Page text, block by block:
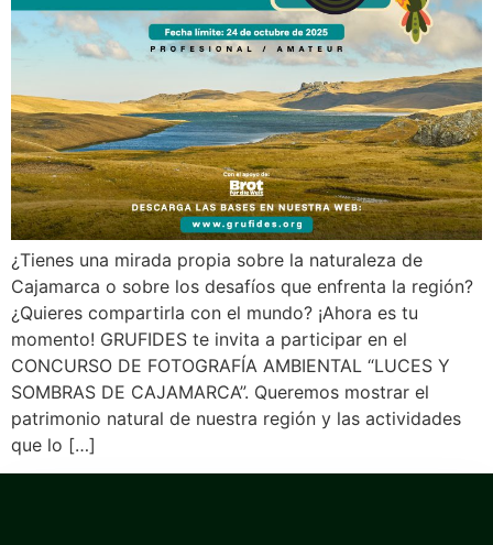
¿Tienes una mirada propia sobre la naturaleza de
Cajamarca o sobre los desafíos que enfrenta la región?
¿Quieres compartirla con el mundo? ¡Ahora es tu
momento! GRUFIDES te invita a participar en el
CONCURSO DE FOTOGRAFÍA AMBIENTAL “LUCES Y
SOMBRAS DE CAJAMARCA”. Queremos mostrar el
patrimonio natural de nuestra región y las actividades
que lo […]